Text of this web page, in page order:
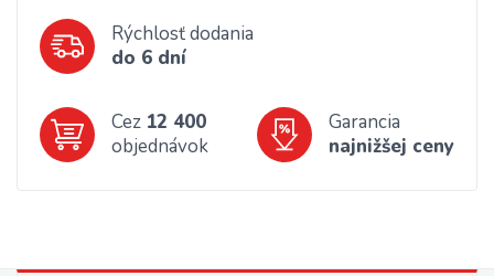
Rýchlosť dodania
do 6 dní
Cez 12 400
objednávok
Garancia
najnižšej ceny